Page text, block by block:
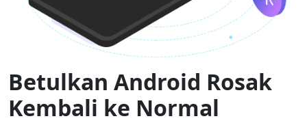
Betulkan Android Rosak
Kembali ke Normal